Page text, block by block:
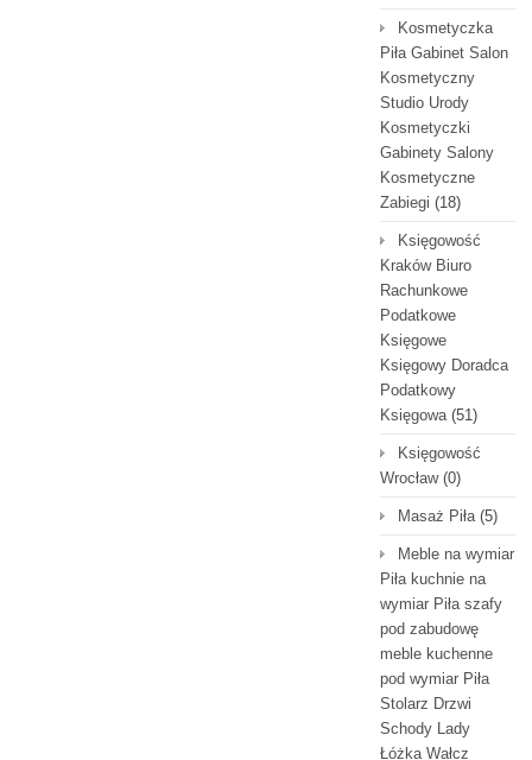
Kosmetyczka
Piła Gabinet Salon
Kosmetyczny
Studio Urody
Kosmetyczki
Gabinety Salony
Kosmetyczne
Zabiegi (18)
Księgowość
Kraków Biuro
Rachunkowe
Podatkowe
Księgowe
Księgowy Doradca
Podatkowy
Księgowa(51)
Księgowość
Wrocław(0)
Masaż Piła(5)
Meble na wymiar
Piła kuchnie na
wymiar Piła szafy
pod zabudowę
meble kuchenne
pod wymiar Piła
Stolarz Drzwi
Schody Lady
Łóżka Wałcz